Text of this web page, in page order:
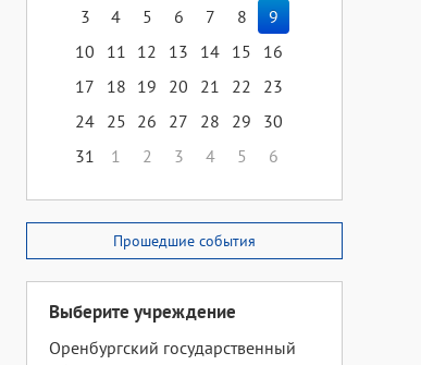
3
4 5 6 7 8
9
10
11 12 13 14 15
16
17
18 19 20 21 22
23
24 25 26 27 28 29
30
31
1 2 3 4 5 6
Прошедшие события
Выберите учреждение
Оренбургский государственный